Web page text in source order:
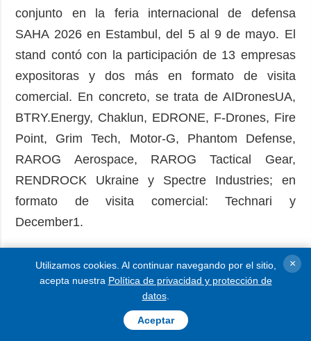
conjunto en la feria internacional de defensa
SAHA 2026 en Estambul, del 5 al 9 de mayo. El
stand contó con la participación de 13 empresas
expositoras y dos más en formato de visita
comercial. En concreto, se trata de AIDronesUA,
BTRY.Energy, Chaklun, EDRONE, F-Drones, Fire
Point, Grim Tech, Motor-G, Phantom Defense,
RAROG Aerospace, RAROG Tactical Gear,
RENDROCK Ukraine y Spectre Industries; en
formato de visita comercial: Technari y
December1.
Foto: Olga Budnyk, Ukrinform
LEER MÁS
Utilizamos cookies. Al continuar navegando por el sitio,
acepta nuestra Política de privacidad y protección de
datos.
Aceptar
×